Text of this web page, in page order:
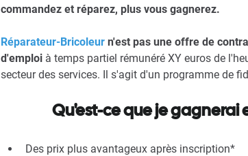
commandez et réparez, plus vous gagnerez.
Réparateur-Bricoleur n'est pas une offre de
d'emploià temps partiel rémunéré XY euros de
secteur des services. Il s'agit d'un programme de
Qu'est-ce que je gagnerai
Des prix plus avantageux après inscription*